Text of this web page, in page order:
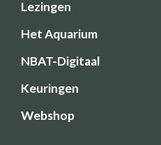
Lezingen
Het Aquarium
NBAT-Digitaal
Keuringen
Webshop